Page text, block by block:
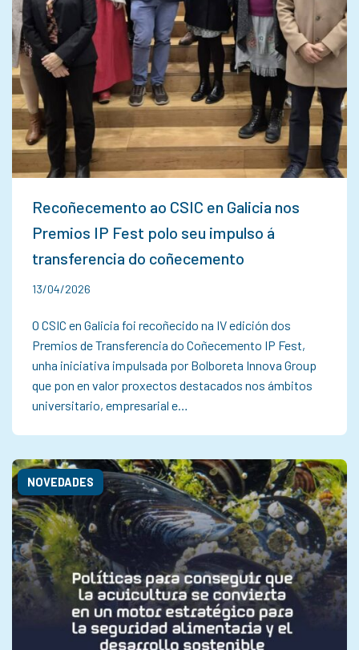
Recoñecemento ao CSIC en Galicia nos
Premios IP Fest polo seu impulso á
transferencia do coñecemento
13/04/2026
O CSIC en Galicia foi recoñecido na IV edición dos
Premios de Transferencia do Coñecemento IP Fest,
unha iniciativa impulsada por Bolboreta Innova Group
que pon en valor proxectos destacados nos ámbitos
universitario, empresarial e…
NOVEDADES